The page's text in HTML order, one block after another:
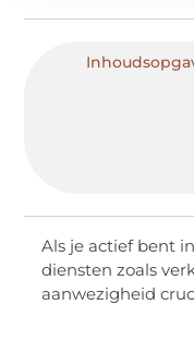
Als je actief bent
diensten zoals
aanwezigheid